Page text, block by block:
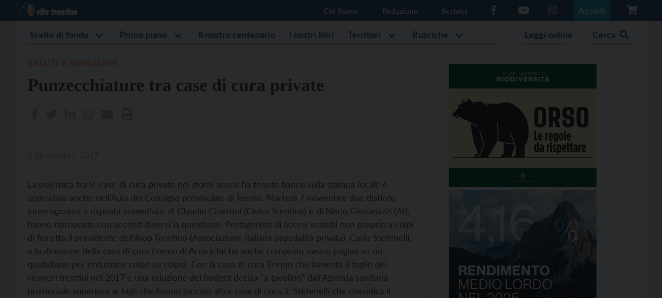
Chi Siamo Redazione Scrivici Accedi
Scelte di fondo Primo piano Il nostro centenario I nostri libri Territori Rubriche Leggi online Cerca
Punzecchiature tra case di cura private
La polemica tra le case di cura private nei giorni scorsi ha tenuto banco sulla stampa locale è
approdata anche nell’Aula del Consiglio provinciale di Trento. Martedì 7 novembre due distinte
interrogazioni a risposta immediata, di Claudio Civettini (Civica Trentina) e di Nerio Giovanazzi (At),
hanno riproposto con accenti diversi la questione. Protagonisti di accesi scambi non proprio a colpi
di fioretto il presidente dell’Aiop Trentino (Associazione italiana ospedalità privata), Carlo Stefenelli,
e la direzione della casa di cura Eremo di Arco (che ha anche comprato mezza pagina su un
quotidiano per rintuzzare colpo su colpo). Con la casa di cura Eremo che lamenta il taglio dei
ricoveri trentini nel 2017 e una riduzione del budget decisa “a tavolino” dall’Azienda sanitaria
provinciale superiore ai tagli che hanno toccato altre case di cura. E Stefenelli che rivendica il